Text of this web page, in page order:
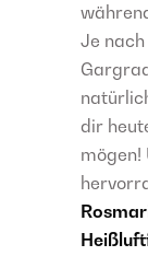
Je
dir
mögen!